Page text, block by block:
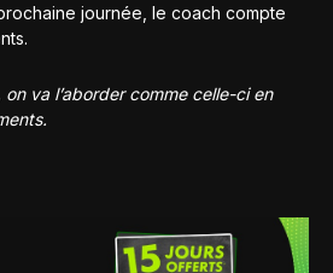
journée, le coach compte
va l’aborder comme celle-ci en